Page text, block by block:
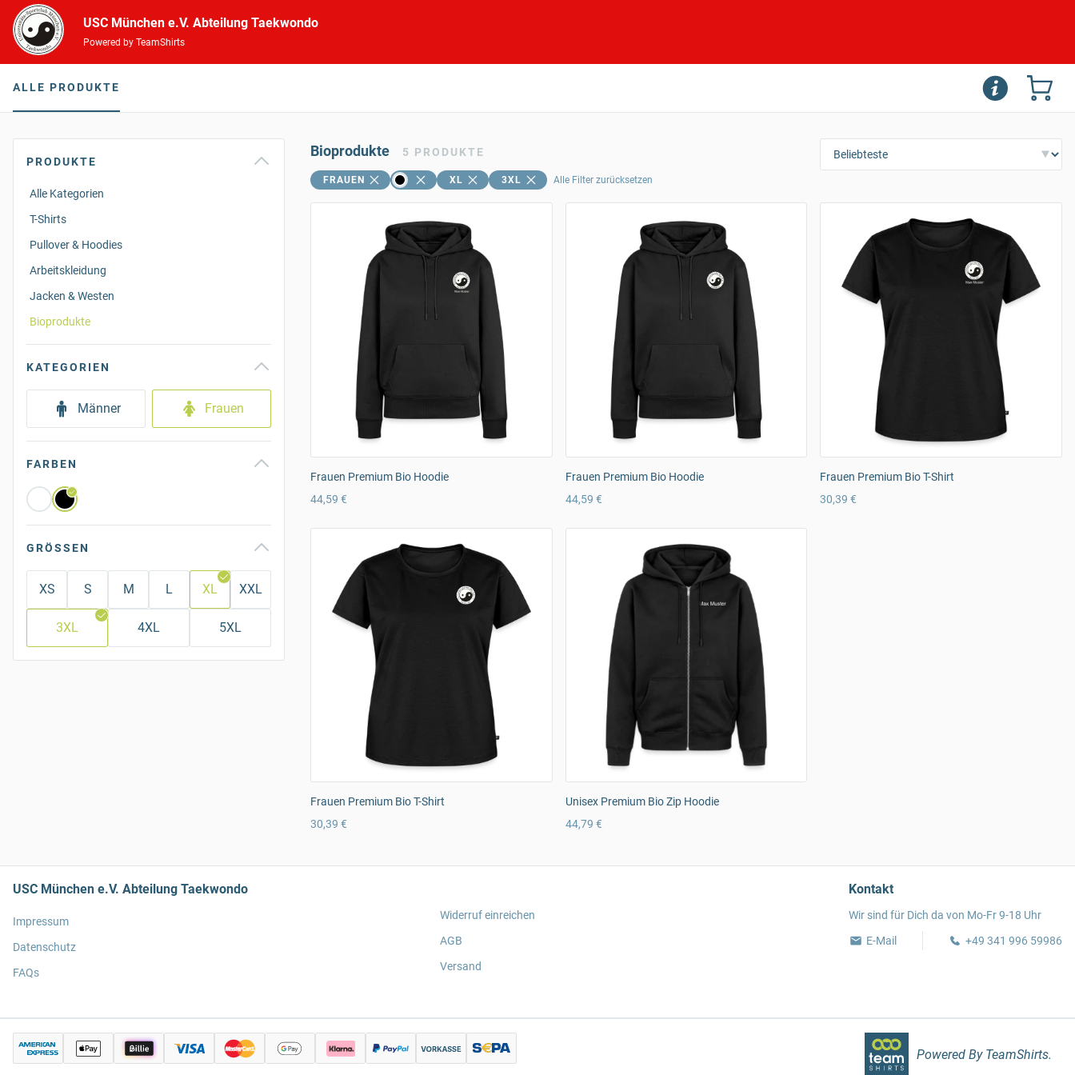
USC München e.V. Abteilung Taekwondo
Powered by TeamShirts
ALLE PRODUKTE
PRODUKTE
Alle Kategorien
T-Shirts
Pullover & Hoodies
Arbeitskleidung
Jacken & Westen
Bioprodukte
KATEGORIEN
Männer Frauen
FARBEN
GRÖSSEN
XS S M L XL XXL
3XL 4XL 5XL
Bioprodukte 5 PRODUKTE
FRAUEN XL 3XL Alle Filter zurücksetzen
Frauen Premium Bio Hoodie
44,59 €
Frauen Premium Bio Hoodie
44,59 €
Frauen Premium Bio T-Shirt
30,39 €
Frauen Premium Bio T-Shirt
30,39 €
Unisex Premium Bio Zip Hoodie
44,79 €
USC München e.V. Abteilung Taekwondo
Impressum
Datenschutz
FAQs
Widerruf einreichen
AGB
Versand
Kontakt
Wir sind für Dich da von Mo-Fr 9-18 Uhr
E-Mail
+49 341 996 59986
Powered By TeamShirts.